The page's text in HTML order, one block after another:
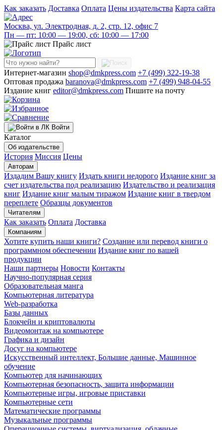
Как заказать Доставка Оплата Цены издательства Карта сайта
Москва, ул. Электродная, д. 2, стр. 12, офис 7
Пн — пт: 10:00 — 19:00, сб: 10:00 — 17:00
Прайс лист
Интернет-магазин shop@dmkpress.com +7 (499) 322-19-38
Оптовая продажа baranova@dmkpress.com +7 (499) 948-04-55
Издание книг editor@dmkpress.com Пишите на почту
Войти
Каталог
Об издательстве
История Миссия Цены
Авторам
Издадим Вашу книгу Издать книги недорого Издание книг за
счет издательства под реализацию Издательство и реализация
книг Издание книг малым тиражом Издание книг в твердом
переплете Образцы документов
Читателям
Как заказать Оплата Доставка
Компаниям
Хотите купить наши книги? Создание или перевод книги о
программном обеспечении Издание книг по вашей
продукции
Наши партнеры Новости Контакты
Научно-популярная серия
Образовательная манга
Компьютерная литература
Web-разработка
Базы данных
Блокчейн и криптовалюты
Видеомонтаж на компьютере
Графика и дизайн
Досуг на компьютере
Искусственный интеллект, Большие данные, Машинное
обучение
Компьютер для начинающих
Компьютерная безопасность, защита информации
Компьютерные игры, игровые приставки
Компьютерные сети
Математические программы
Музыкальные программы